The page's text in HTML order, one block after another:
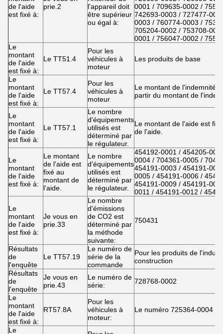
de l'aide
est fixé à:
prie.2
l'appareil doit
être supérieur
ou égal à:
0001 / 709635-0002 /
742693-0003 / 727477-
0003 / 760774-0003 /
705204-0002 / 753708-
0001 / 756047-0002 /
Le
montant
de l'aide
est fixé à:
Le TT51.4
Pour les
véhicules à
moteur
Les produits de base
Le
montant
de l'aide
est fixé à:
Le TT57.4
Pour les
véhicules à
moteur
Le montant de l'indemnité
partir du montant de
Le
montant
de l'aide
est fixé à:
Le TT57.1
Le nombre
d'équipements
utilisés est
déterminé par
le régulateur.
Le montant de l'aide est
de l'aide.
Le
montant
de l'aide
est fixé à:
Le montant
de l'aide est
fixé au
montant de
l'aide.
Le nombre
d'équipements
utilisés est
déterminé par
le régulateur.
454192-0001 / 454205-
0004 / 704361-0005 /
454191-0003 / 454191-
0005 / 454191-0006 /
454191-0009 / 454191-
0011 / 454191-0012 /
Le
montant
de l'aide
est fixé à:
Je vous en
prie.33
Le nombre
d'émissions
de CO2 est
déterminé par
la méthode
suivante:
750431
Résultats
de
l'enquête
Le TT57.19
Le numéro de
série de la
commande
Pour les produits de
construction
Résultats
de
l'enquête
Je vous en
prie.43
Le numéro de
série:
728768-0002
Le
montant
de l'aide
est fixé à:
RT57.8A
Pour les
véhicules à
moteur:
Le numéro 725364-0004
Le